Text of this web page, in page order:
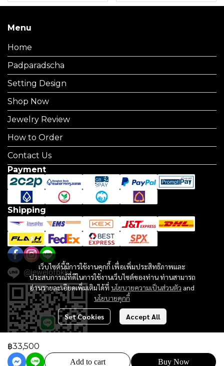
฿33,500
Add to cart Buy Now
เว็บไซต์นี้มีการใช้งานคุกกี้ เพื่อเพิ่มประสิทธิภาพและ
ประสบการณ์ที่ดีในการใช้งานเว็บไซต์ของท่าน ท่านสามารถ
อ่านรายละเอียดเพิ่มเติมได้ที่ นโยบายความเป็นส่วนตัว and
นโยบายคุกกี้
Set Cookies Accept All
Menu
Home
Padparadscha
Setting Design
Shop Now
Jewelry Review
How to Order
Contact Us
Payment
Shipping
@jewelofbkk